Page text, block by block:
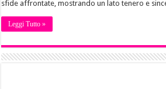
sfide affrontate, mostrando un lato tenero e
Leggi Tutto »